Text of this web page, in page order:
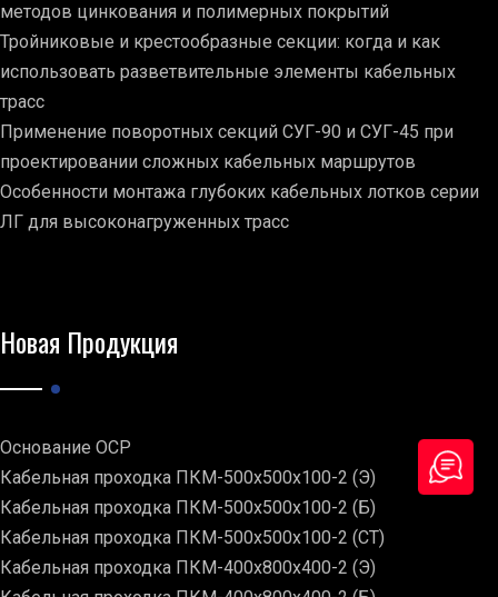
методов цинкования и полимерных покрытий
Тройниковые и крестообразные секции: когда и как
использовать разветвительные элементы кабельных
трасс
Применение поворотных секций СУГ-90 и СУГ-45 при
проектировании сложных кабельных маршрутов
Особенности монтажа глубоких кабельных лотков серии
ЛГ для высоконагруженных трасс
Новая Продукция
Основание ОСР
Кабельная проходка ПКМ-500х500х100-2 (Э)
Кабельная проходка ПКМ-500х500х100-2 (Б)
Кабельная проходка ПКМ-500х500х100-2 (СТ)
Кабельная проходка ПКМ-400х800х400-2 (Э)